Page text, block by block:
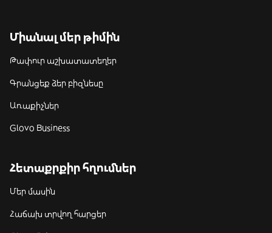
Միանալ մեր թիմին
Թափուր աշխատատեղեր
Գրանցեք ձեր բիզնեսը
Առաքիչներ
Glovo Business
Հետաքրքիր հղումներ
Մեր մասին
Հաճախ տրվող հարցեր